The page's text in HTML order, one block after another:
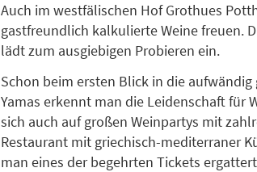
Auch im westfälischen Hof Grothues
gastfreundlich kalkulierte Weine freuen.
lädt zum ausgiebigen Probieren ein.
Schon beim ersten Blick in die
Yamas erkennt man die Leidenschaft für
sich auch auf großen Weinpartys mit
Restaurant mit griechisch-mediterraner
man eines der begehrten Tickets